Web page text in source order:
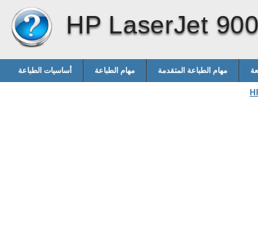
HP LaserJet
أساسيات الطباعة مهام الطباعة مهام الطباعة المتقدمة